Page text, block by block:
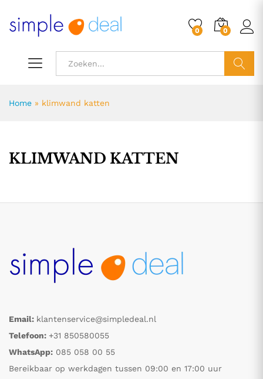
0 0
Home » klimwand katten
KLIMWAND KATTEN
Email: klantenservice@simpledeal.nl
Telefoon: +31 850580055
WhatsApp: 085 058 00 55
Bereikbaar op werkdagen tussen 09:00 en 17:00 uur